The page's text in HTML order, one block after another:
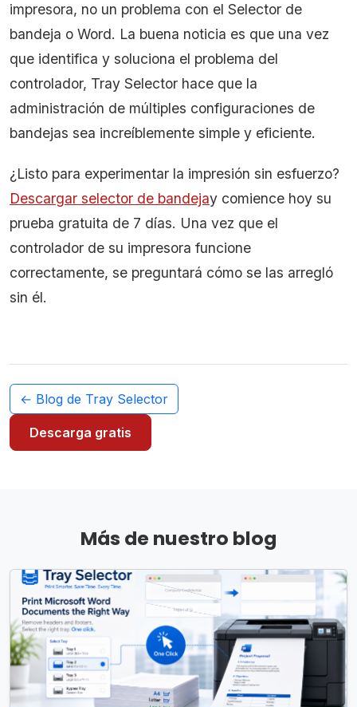
impresora, no un problema con el Selector de
bandeja o Word. La buena noticia es que una vez
que identifica y soluciona el problema del
controlador, Tray Selector hace que la
administración de múltiples configuraciones de
bandejas sea increíblemente simple y eficiente.
¿Listo para experimentar la impresión sin esfuerzo?
Descargar selector de bandejay comience hoy su
prueba gratuita de 7 días. Una vez que el
controlador de su impresora funcione
correctamente, se preguntará cómo se las arregló
sin él.
← Blog de Tray Selector
Descarga gratis
Más de nuestro blog